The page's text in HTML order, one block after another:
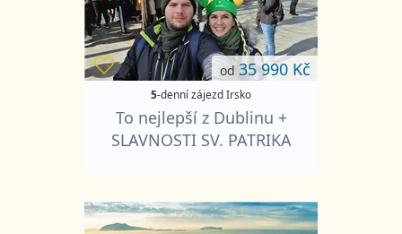
od 35 990 Kč
5-denní zájezd Irsko
To nejlepší z Dublinu +
SLAVNOSTI SV. PATRIKA